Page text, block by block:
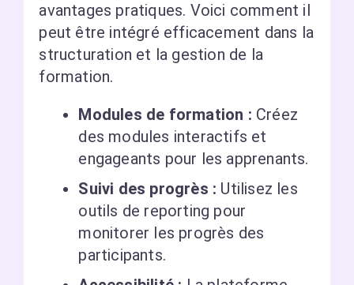
avantages pratiques. Voici comment il
peut être intégré efficacement dans la
structuration et la gestion de la
formation.
Modules de formation : Créez
des modules interactifs et
engageants pour les apprenants.
Suivi des progrès : Utilisez les
outils de reporting pour
monitorer les progrès des
participants.